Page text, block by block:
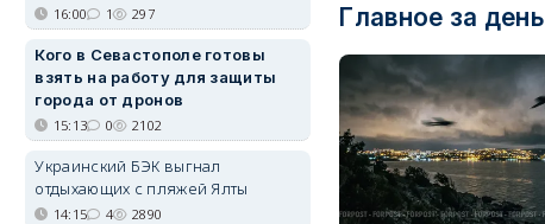
Главное за день
16:00 1 297
Кого в Севастополе готовы
взять на работу для защиты
города от дронов
15:13 0 2102
Украинский БЭК выгнал
отдыхающих с пляжей Ялты
14:15 4 2890